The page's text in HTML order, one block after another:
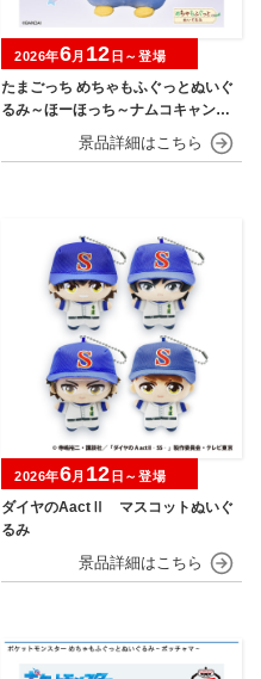
たまごっち めちゃもふぐっとぬいぐ
るみ～ほーほっち～ナムコキャンペ
2026年6月 12 日～登場
ダイヤのAactⅡ マスコットぬいぐ
るみ
2026年6月 12 日～登場